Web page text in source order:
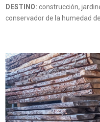
DESTINO: construcción,
conservador de la humedad